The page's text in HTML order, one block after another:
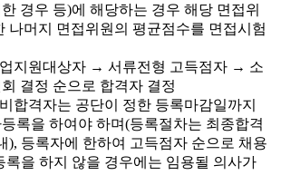
경우 등)에 해당하는 경우 해당 면접위
나머지 면접위원의 평균점수를 면접시험
지원대상자 → 서류전형 고득점자 → 소
결정 순으로 합격자 결정
합격자는 공단이 정한 등록마감일까지
록을 하여야 하며(등록절차는 최종합격
), 등록자에 한하여 고득점자 순으로 채용
록을 하지 않을 경우에는 임용될 의사가